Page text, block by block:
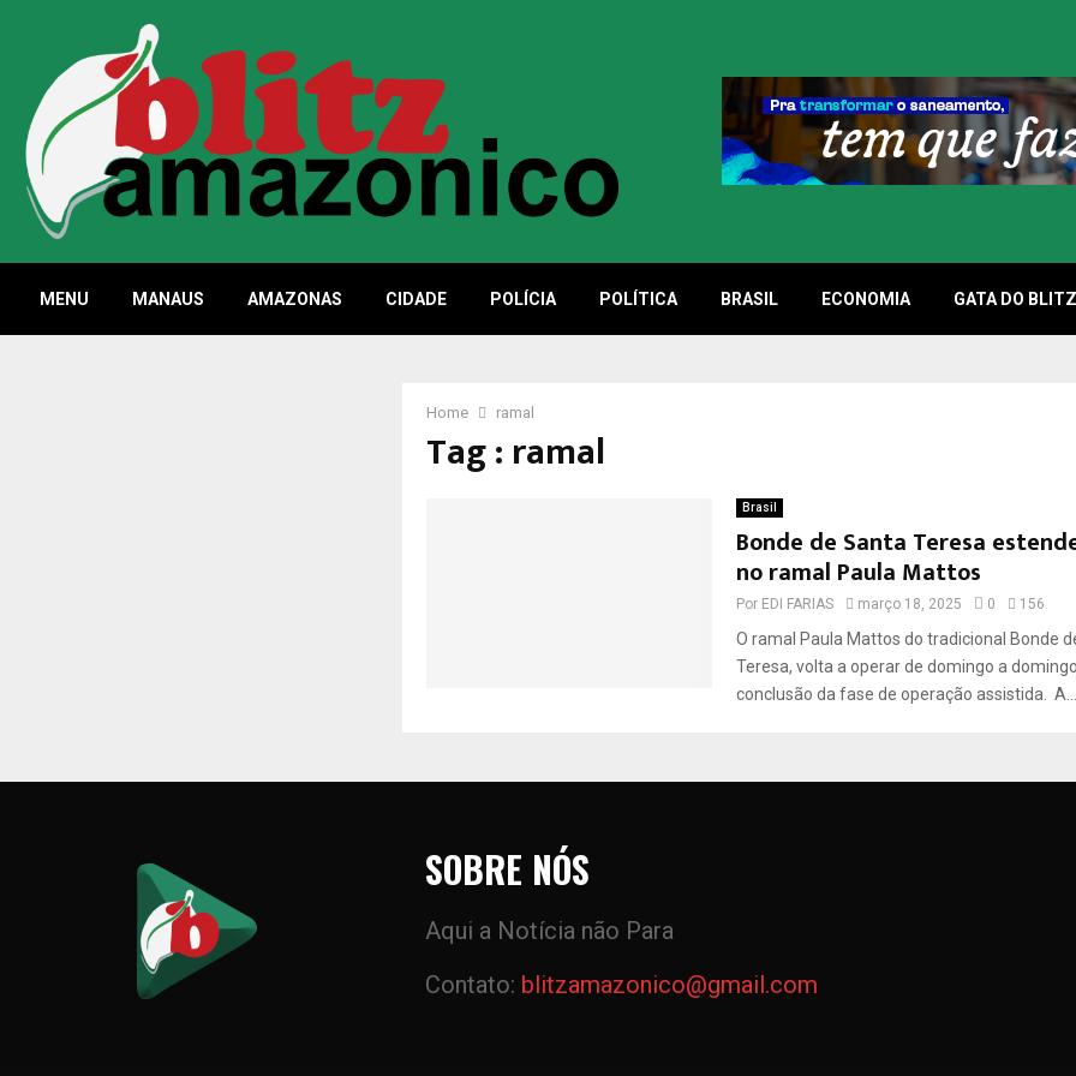
MENU MANAUS AMAZONAS CIDADE POLÍCIA POLÍTICA BRASIL ECONOMIA GATA DO BLITZ
Home ramal
Tag : ramal
Brasil
Bonde de Santa Teresa
no ramal Paula Mattos
Por EDI FARIAS março 18, 2025 0 156
O ramal Paula Mattos do tradicional Bonde
Teresa, volta a operar de domingo a
conclusão da fase de operação assistida. A...
SOBRE NÓS
Aqui a Notícia não Para
Contato: blitzamazonico@gmail.com